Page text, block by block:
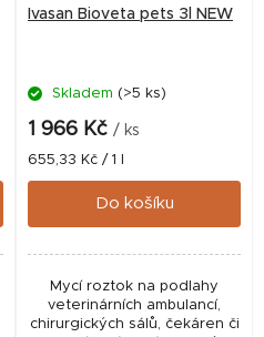
Ivasan Bioveta pets 3l NEW
Skladem (>5 ks)
1 966 Kč / ks
Měrná
cena:
655,33 Kč / 1 l
Do košíku
Mycí roztok na podlahy
veterinárních ambulancí,
chirurgických sálů, čekáren či